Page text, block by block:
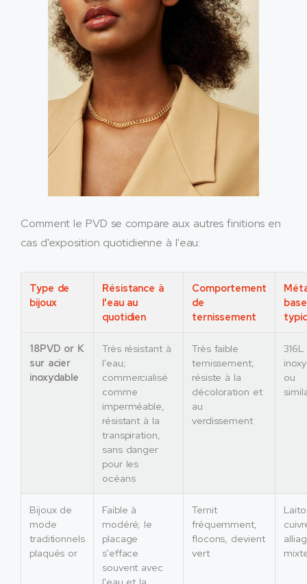
Comment le PVD se compare aux autres finitions en
cas d'exposition quotidienne à l'eau:
Type de
bijoux
Résistance à
l'eau au
quotidien
Comportement
de
ternissement
base
18PVD or K
sur acier
inoxydable
Très résistant à
l'eau;
commercialisé
comme
imperméable,
résistant à la
transpiration,
sans danger
pour les
océans
Très faible
ternissement;
résiste à la
décoloration et
au
verdissement
ou
Bijoux de
mode
traditionnels
plaqués or
Faible à
modéré; le
placage
s'efface
souvent avec
Ternit
fréquemment,
flocons, devient
vert